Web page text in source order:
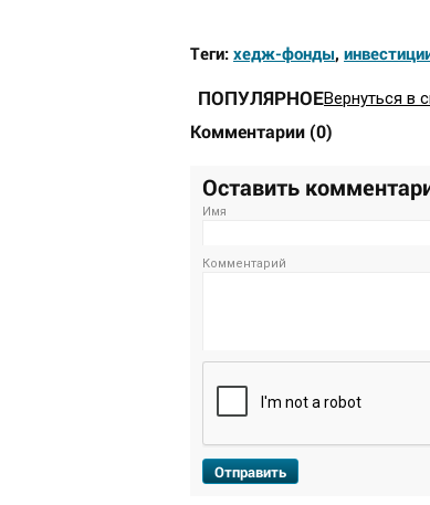
Теги: хедж-фонды,
ПОПУЛЯРНОЕВернуться в
Комментарии (0)
Оставить
Имя
Комментарий
Отправить